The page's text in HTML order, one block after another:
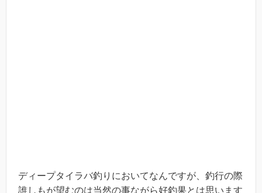
ディープタイラバ釣りにおいてなんですが、釣行の際
誰しもが望むのは当然の事ながら好釣果とは思います